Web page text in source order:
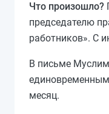
Что произошло?
председателю
работников». С
В письме
месяц.